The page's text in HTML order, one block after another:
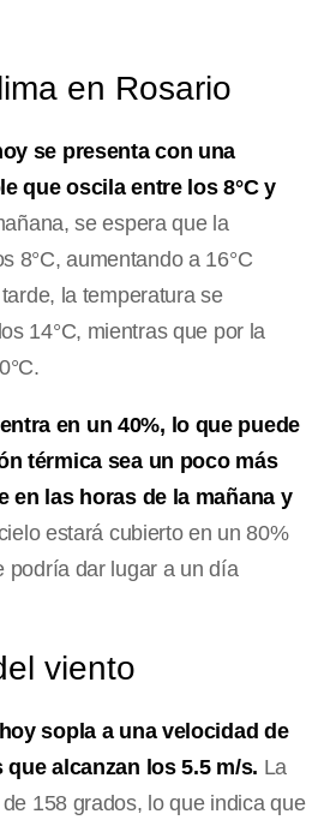
en Rosario
se presenta con una
que oscila entre los 8°C y
se espera que la
8°C, aumentando a 16°C
la temperatura se
14°C, mientras que por la
en un 40%, lo que puede
térmica sea un poco más
en las horas de la mañana y
estará cubierto en un 80%
podría dar lugar a un día
viento
sopla a una velocidad de
alcanzan los 5.5 m/s. La
158 grados, lo que indica que